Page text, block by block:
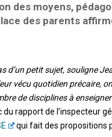
des moyens,
des parents
d’un petit sujet, souligne
vécu quotidien précaire,
de disciplines à
rapport de l’inspecteur
qui fait des propositions